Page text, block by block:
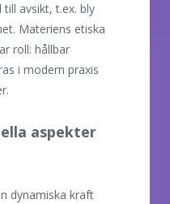
avsikt, t.ex. bly
Materiens etiska
roll: hållbar
i modern praxis
aspekter
dynamiska kraft